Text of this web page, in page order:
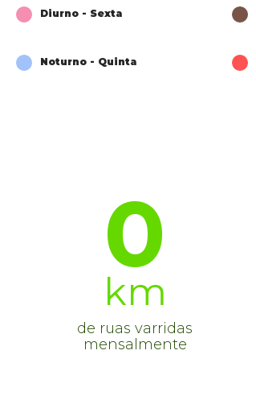
Diurno - Sexta
Noturno - Quinta
0
km
de ruas varridas
mensalmente